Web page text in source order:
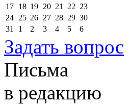
17 18 19 20 21 22 23
24 25 26 27 28 29 30
31
1 2 3 4 5 6
Задать вопрос
Письма
в редакцию